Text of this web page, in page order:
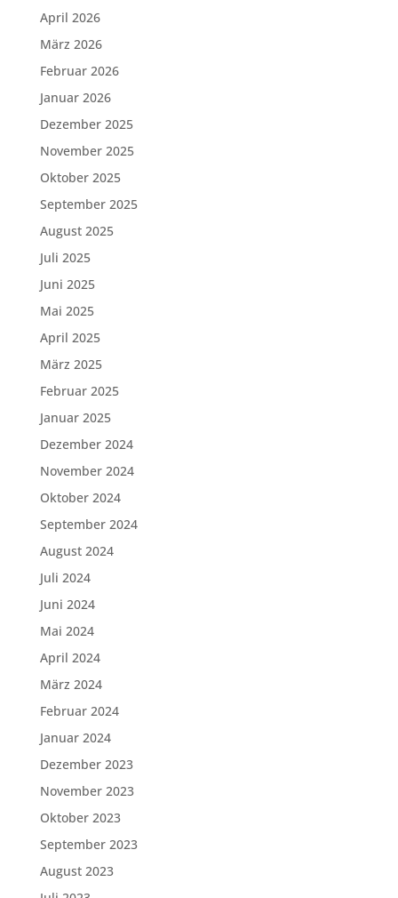
April 2026
März 2026
Februar 2026
Januar 2026
Dezember 2025
November 2025
Oktober 2025
September 2025
August 2025
Juli 2025
Juni 2025
Mai 2025
April 2025
März 2025
Februar 2025
Januar 2025
Dezember 2024
November 2024
Oktober 2024
September 2024
August 2024
Juli 2024
Juni 2024
Mai 2024
April 2024
März 2024
Februar 2024
Januar 2024
Dezember 2023
November 2023
Oktober 2023
September 2023
August 2023